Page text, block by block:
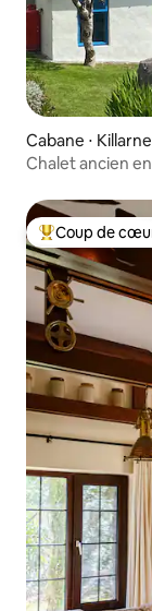
Cabane ⋅
Chalet ancien
Coups de cœur
Coup de